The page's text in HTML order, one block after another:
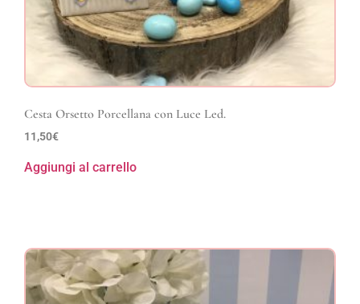
Cesta Orsetto Porcellana con Luce Led.
11,50€
Aggiungi al carrello